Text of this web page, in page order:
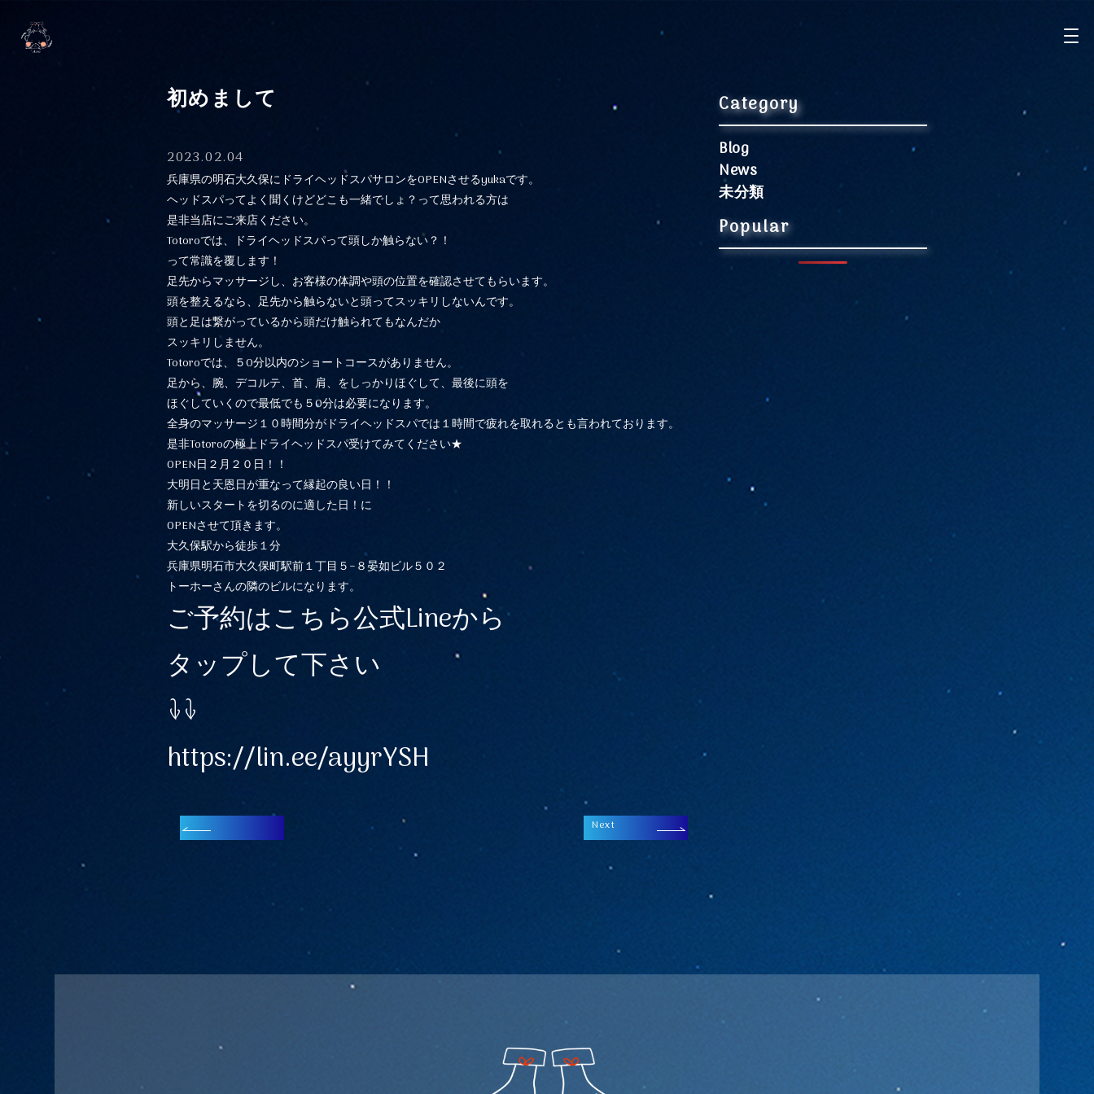
初めまして
2023.02.04
兵庫県の明石大久保にドライヘッドスパサロンをOPENさせるyukaです。
ヘッドスパってよく聞くけどどこも一緒でしょ？って思われる方は
是非当店にご来店ください。
Totoroでは、ドライヘッドスパって頭しか触らない？！
って常識を覆します！
足先からマッサージし、お客様の体調や頭の位置を確認させてもらいます。
頭を整えるなら、足先から触らないと頭ってスッキリしないんです。
頭と足は繋がっているから頭だけ触られてもなんだか
スッキリしません。
Totoroでは、５0分以内のショートコースがありません。
足から、腕、デコルテ、首、肩、をしっかりほぐして、最後に頭を
ほぐしていくので最低でも５0分は必要になります。
全身のマッサージ１０時間分がドライヘッドスパでは１時間で疲れを取れるとも言われております。
是非Totoroの極上ドライヘッドスパ受けてみてください★
OPEN日２月２０日！！
大明日と天恩日が重なって縁起の良い日！！
新しいスタートを切るのに適した日！に
OPENさせて頂きます。
大久保駅から徒歩１分
兵庫県明石市大久保町駅前１丁目５−８晏如ビル５０２
トーホーさんの隣のビルになります。
ご予約はこちら公式Lineから
タップして下さい
↓↓
https://lin.ee/ayyrYSH
Next
Category
Blog
News
未分類
Popular